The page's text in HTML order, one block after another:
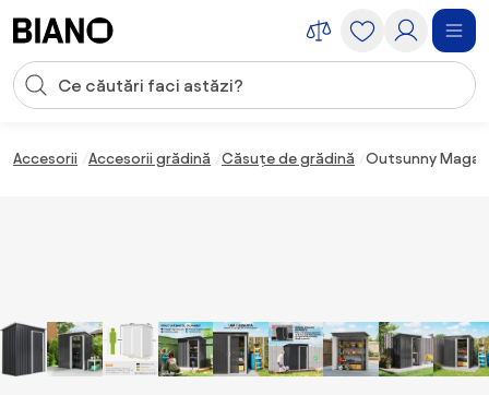
Introducerea căutării
Accesorii Accesorii grădină Căsuțe de grădină Outsunny